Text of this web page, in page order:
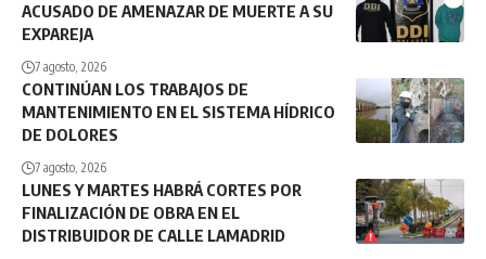
ACUSADO DE AMENAZAR DE MUERTE A SU
EXPAREJA
7 agosto, 2026
CONTINÚAN LOS TRABAJOS DE
MANTENIMIENTO EN EL SISTEMA HÍDRICO
DE DOLORES
7 agosto, 2026
LUNES Y MARTES HABRÁ CORTES POR
FINALIZACIÓN DE OBRA EN EL
DISTRIBUIDOR DE CALLE LAMADRID